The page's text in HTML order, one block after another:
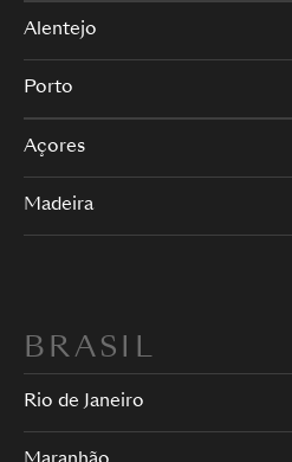
Alentejo
Porto
Açores
Madeira
BRASIL
Rio de Janeiro